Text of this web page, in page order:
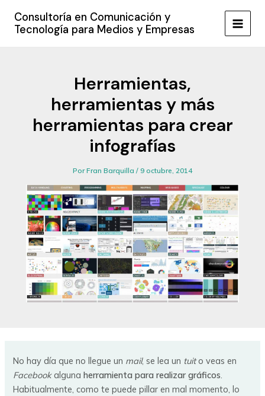
contenido
Consultoría en Comunicación y
Tecnología para Medios y Empresas
MAIN
Herramientas,
herramientas y más
herramientas para crear
infografías
PorFran Barquilla / 9 octubre, 2014
No hay día que no llegue un mail, se lea un tuito veas en
Facebookalgunaherramienta para realizar gráficos.
Habitualmente, como te puede pillar en mal momento, lo